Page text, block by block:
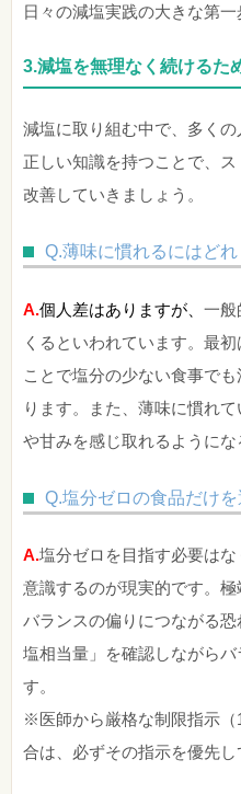
日々の減塩実践の大きな第一
3.減塩を無理なく続けるた
減塩に取り組む中で、多くの
正しい知識を持つことで、
改善していきましょう。
Q.薄味に慣れるにはど
A.個人差はありますが
一般
くるといわれています。最
ことで塩分の少ない食事で
ります。また、薄味に慣れ
や甘みを感じ取れるようにな
Q.塩分ゼロの食品だけを
A.塩分ゼロを目指す必要は
意識するのが現実的です。
バランスの偏りにつながる
塩相当量」を確認しながら
す。
※医師から厳格な制限指示
合は、必ずその指示を優先し